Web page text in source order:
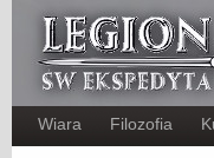
Wiara Filozofia